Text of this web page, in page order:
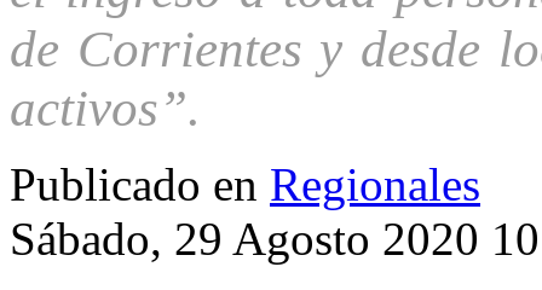
de Corrientes y desde
activos”.
Publicado en Regionales
Sábado, 29 Agosto 2020